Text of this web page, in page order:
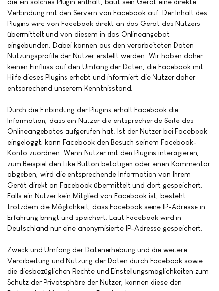
die ein solches Plugin enthält, baut sein Gerät eine direkte
Verbindung mit den Servern von Facebook auf. Der Inhalt des
Plugins wird von Facebook direkt an das Gerät des Nutzers
übermittelt und von diesem in das Onlineangebot
eingebunden. Dabei können aus den verarbeiteten Daten
Nutzungsprofile der Nutzer erstellt werden. Wir haben daher
keinen Einfluss auf den Umfang der Daten, die Facebook mit
Hilfe dieses Plugins erhebt und informiert die Nutzer daher
entsprechend unserem Kenntnisstand.
Durch die Einbindung der Plugins erhält Facebook die
Information, dass ein Nutzer die entsprechende Seite des
Onlineangebotes aufgerufen hat. Ist der Nutzer bei Facebook
eingeloggt, kann Facebook den Besuch seinem Facebook-
Konto zuordnen. Wenn Nutzer mit den Plugins interagieren,
zum Beispiel den Like Button betätigen oder einen Kommentar
abgeben, wird die entsprechende Information von Ihrem
Gerät direkt an Facebook übermittelt und dort gespeichert.
Falls ein Nutzer kein Mitglied von Facebook ist, besteht
trotzdem die Möglichkeit, dass Facebook seine IP-Adresse in
Erfahrung bringt und speichert. Laut Facebook wird in
Deutschland nur eine anonymisierte IP-Adresse gespeichert.
Zweck und Umfang der Datenerhebung und die weitere
Verarbeitung und Nutzung der Daten durch Facebook sowie
die diesbezüglichen Rechte und Einstellungsmöglichkeiten zum
Schutz der Privatsphäre der Nutzer, können diese den